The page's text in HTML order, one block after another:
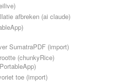
)
afbreken (ai claude)
)
SumatraPDF (import)
(chunkyRice)
PortableApp)
toe (import)